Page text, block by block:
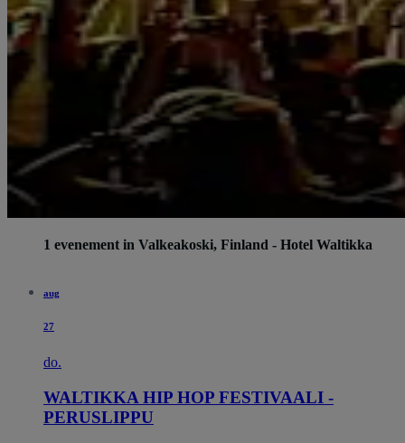
1 evenement in Valkeakoski, Finland - Hotel Waltikka
aug
27
do.
WALTIKKA HIP HOP FESTIVAALI -
PERUSLIPPU